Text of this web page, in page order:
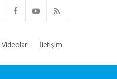
Videolar İletişim